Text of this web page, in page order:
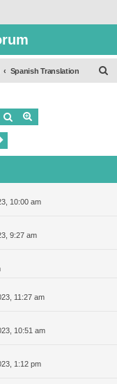
Spanish Translation
Buscar
10:00 am
9:27 am
11:27 am
10:51 am
1:12 pm